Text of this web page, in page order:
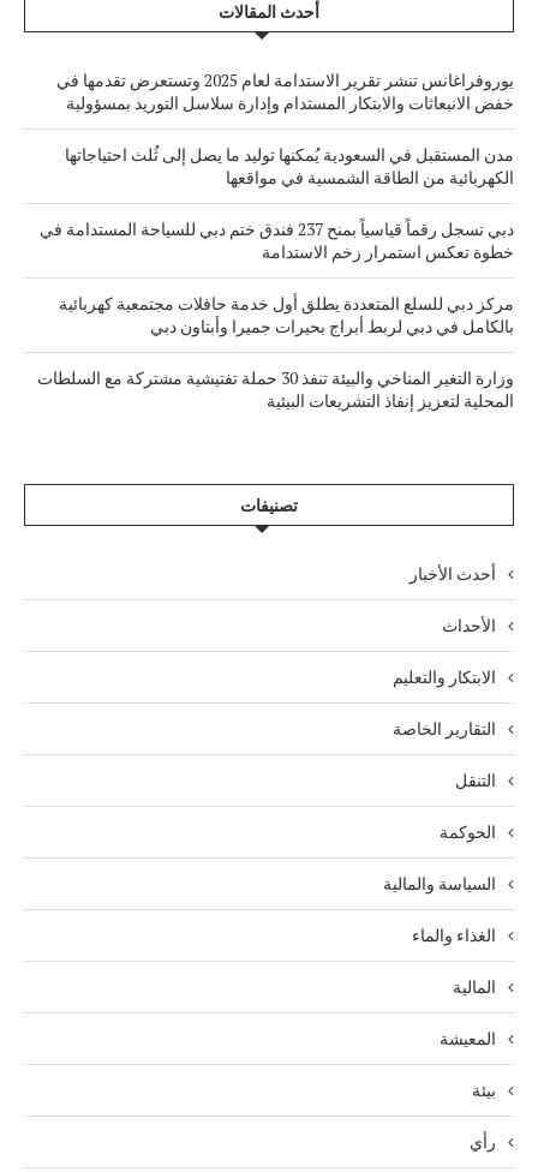
أحدث المقالات
يوروفراغانس تنشر تقرير الاستدامة لعام 2025 وتستعرض تقدمها في
خفض الانبعاثات والابتكار المستدام وإدارة سلاسل التوريد بمسؤولية
مدن المستقبل في السعودية يُمكنها توليد ما يصل إلى ثُلث احتياجاتها
الكهربائية من الطاقة الشمسية في مواقعها
دبي تسجل رقماً قياسياً بمنح 237 فندق ختم دبي للسياحة المستدامة في
خطوة تعكس استمرار زخم الاستدامة
مركز دبي للسلع المتعددة يطلق أول خدمة حافلات مجتمعية كهربائية
بالكامل في دبي لربط أبراج بحيرات جميرا وأبتاون دبي
وزارة التغير المناخي والبيئة تنفذ 30 حملة تفتيشية مشتركة مع السلطات
المحلية لتعزيز إنفاذ التشريعات البيئية
تصنيفات
أحدث الأخبار
الأحداث
الابتكار والتعليم
التقارير الخاصة
التنقل
الحوكمة
السياسة والمالية
الغذاء والماء
المالية
المعيشة
بيئة
رأي